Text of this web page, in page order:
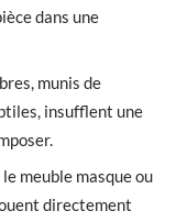
dans une
munis de
insufflent une
meuble masque ou
directement